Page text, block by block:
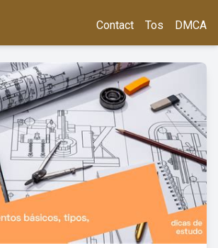
Contact Tos DMCA